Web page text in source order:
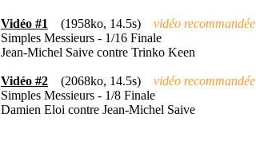
Vidéo #1 (1958ko, 14.5s) vidéo recommandée
Simples Messieurs - 1/16 Finale
Jean-Michel Saive contre Trinko Keen
Vidéo #2 (2068ko, 14.5s) vidéo recommandée
Simples Messieurs - 1/8 Finale
Damien Eloi contre Jean-Michel Saive